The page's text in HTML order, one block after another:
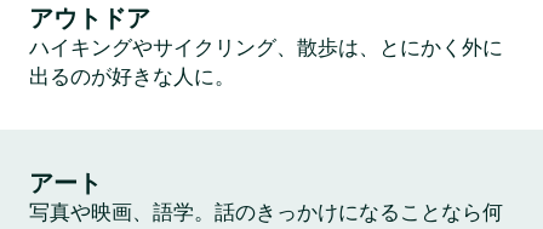
アウトドア
ハイキングやサイクリング、散歩は、とにかく外に
出るのが好きな人に。
アート
写真や映画、語学。話のきっかけになることなら何